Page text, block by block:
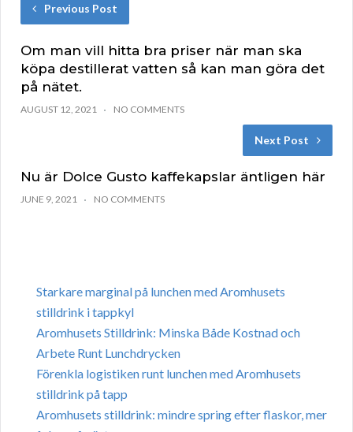
Previous Post
Om man vill hitta bra priser när man ska
köpa destillerat vatten så kan man göra det
på nätet.
AUGUST 12, 2021 NO COMMENTS
Next Post
Nu är Dolce Gusto kaffekapslar äntligen här
JUNE 9, 2021 NO COMMENTS
Starkare marginal på lunchen med Aromhusets
stilldrink i tappkyl
Aromhusets Stilldrink: Minska Både Kostnad och
Arbete Runt Lunchdrycken
Förenkla logistiken runt lunchen med Aromhusets
stilldrink på tapp
Aromhusets stilldrink: mindre spring efter flaskor, mer